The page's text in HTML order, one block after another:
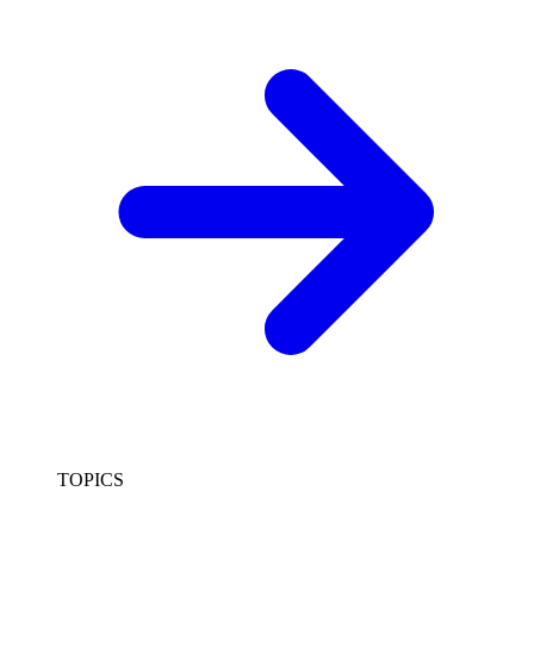
TOPICS